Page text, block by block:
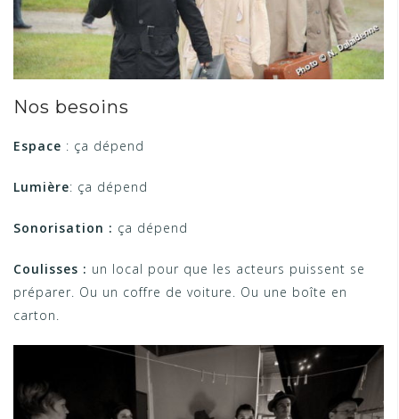
Nos besoins
Espace : ça dépend
Lumière: ça dépend
Sonorisation : ça dépend
Coulisses : un local pour que les acteurs puissent se
préparer. Ou un coffre de voiture. Ou une boîte en
carton.